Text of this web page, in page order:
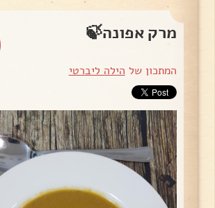
מרק אפונה🍃
המתכון של הילה ליברטי